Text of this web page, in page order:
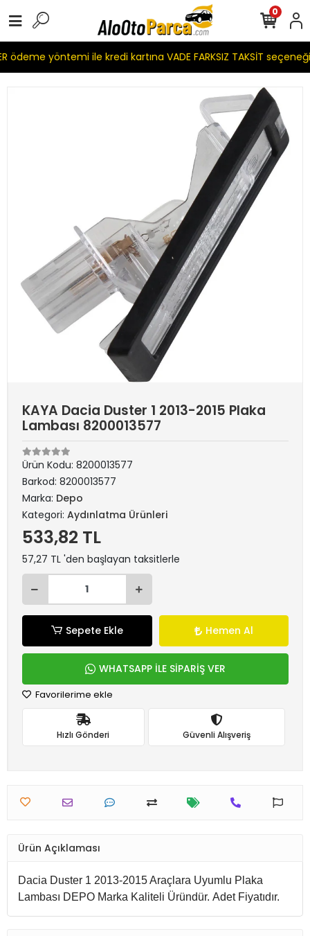
ödeme yöntemi ile kredi kartına VADE FARKSIZ TAKSİT
0
KAYA Dacia Duster 1 2013-2015 Plaka
Lambası 8200013577
Ürün Kodu: 8200013577
Barkod: 8200013577
Marka: Depo
Kategori: Aydınlatma Ürünleri
533,82 TL
57,27 TL 'den başlayan taksitlerle
Sepete Ekle Hemen Al
WHATSAPP İLE SİPARİŞ VER
Favorilerime ekle
Hızlı Gönderi Güvenli Alışveriş
Ürün Açıklaması
Dacia Duster 1 2013-2015 Araçlara Uyumlu Plaka
Lambası DEPO Marka Kaliteli Üründür. Adet Fiyatıdır.